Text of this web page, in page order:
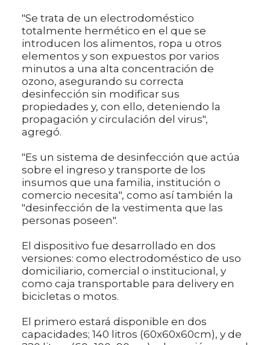
"Se trata de un electrodoméstico
totalmente hermético en el que se
introducen los alimentos, ropa u otros
elementos y son expuestos por varios
minutos a una alta concentración de
ozono, asegurando su correcta
desinfección sin modificar sus
propiedades y, con ello, deteniendo la
propagación y circulación del virus",
agregó.
"Es un sistema de desinfección que actúa
sobre el ingreso y transporte de los
insumos que una familia, institución o
comercio necesita", como así también la
"desinfección de la vestimenta que las
personas poseen".
El dispositivo fue desarrollado en dos
versiones: como electrodoméstico de uso
domiciliario, comercial o institucional, y
como caja transportable para delivery en
bicicletas o motos.
El primero estará disponible en dos
capacidades; 140 litros (60x60x60cm), y de